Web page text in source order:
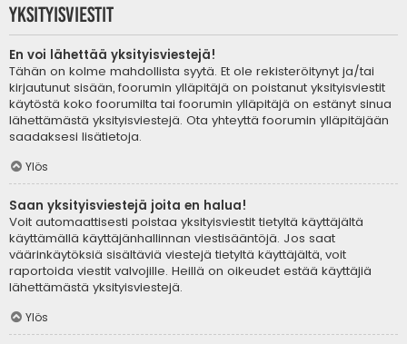
Yksityisviestit
En voi lähettää yksityisviestejä!
Tähän on kolme mahdollista syytä. Et ole rekisteröitynyt ja/tai
kirjautunut sisään, foorumin ylläpitäjä on poistanut yksityisviestit
käytöstä koko foorumilta tai foorumin ylläpitäjä on estänyt sinua
lähettämästä yksityisviestejä. Ota yhteyttä foorumin ylläpitäjään
saadaksesi lisätietoja.
Ylös
Saan yksityisviestejä joita en halua!
Voit automaattisesti poistaa yksityisviestit tietyltä käyttäjältä
käyttämällä käyttäjänhallinnan viestisääntöjä. Jos saat
väärinkäytöksiä sisältäviä viestejä tietyltä käyttäjältä, voit
raportoida viestit valvojille. Heillä on oikeudet estää käyttäjiä
lähettämästä yksityisviestejä.
Ylös